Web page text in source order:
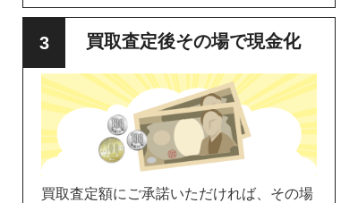
買取査定後その場で現金化
買取査定額にご承諾いただければ、その場